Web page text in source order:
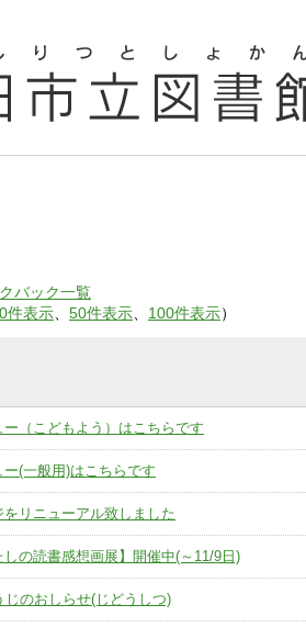
バック一覧
件表示 50件表示 100件表示）
ー（こどもよう）はこちらです
ー(一般用)はこちらです
リニューアル致しました
しの読書感想画展】開催中(～11/9日)
じのおしらせ(じどうしつ)